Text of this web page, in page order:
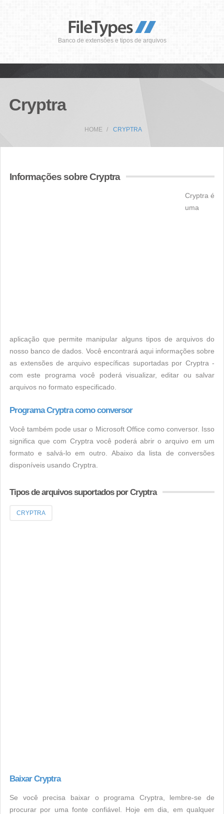
Banco de extensões e tipos de arquivos
Cryptra
HOME CRYPTRA
Informações sobre Cryptra
Cryptra é
uma
aplicação que permite manipular alguns tipos de arquivos do
nosso banco de dados. Você encontrará aqui informações sobre
as extensões de arquivo específicas suportadas por Cryptra -
com este programa você poderá visualizar, editar ou salvar
arquivos no formato especificado.
Programa Cryptra como conversor
Você também pode usar o Microsoft Office como conversor. Isso
significa que com Cryptra você poderá abrir o arquivo em um
formato e salvá-lo em outro. Abaixo da lista de conversões
disponíveis usando Cryptra.
Tipos de arquivos suportados por Cryptra
CRYPTRA
Baixar Cryptra
Se você precisa baixar o programa Cryptra, lembre-se de
procurar por uma fonte confiável. Hoje em dia, em qualquer